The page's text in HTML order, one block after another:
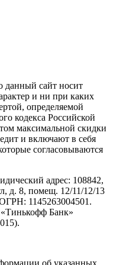
данный сайт носит
и ни при каких
определяемой
кодекса Российской
максимальной скидки
и включают в себя
согласовываются
адрес: 108842,
д. 8, помещ. 12/11/12/13
1145263004501.
Банк»
об указанных